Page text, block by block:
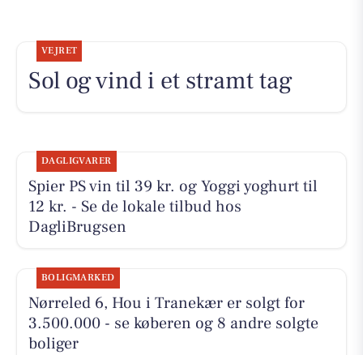
VEJRET
Sol og vind i et stramt tag
DAGLIGVARER
Spier PS vin til 39 kr. og Yoggi yoghurt til
12 kr. - Se de lokale tilbud hos
DagliBrugsen
BOLIGMARKED
Nørreled 6, Hou i Tranekær er solgt for
3.500.000 - se køberen og 8 andre solgte
boliger